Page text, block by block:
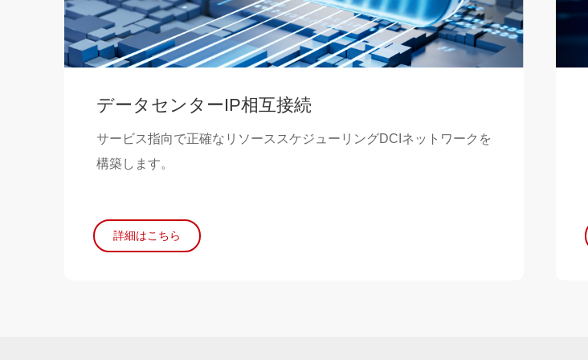
データセンターIP相互接続
サービス指向で正確なリソーススケジューリングDCIネットワークを
構築します。
詳細はこちら